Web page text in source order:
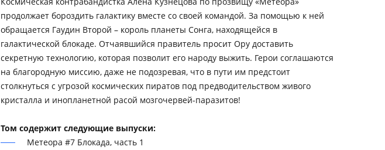
продолжает бороздить галактику вместе со своей командой. За помощью к ней
обращается Гаудин Второй – король планеты Сонга, находящейся в
галактической блокаде. Отчаявшийся правитель просит Ору доставить
секретную технологию, которая позволит его народу выжить. Герои соглашаются
на благородную миссию, даже не подозревая, что в пути им предстоит
столкнуться с угрозой космических пиратов под предводительством живого
кристалла и инопланетной расой мозгочервей-­паразитов!
Том содержит следующие выпуски:
Метеора #7 Блокада, часть 1